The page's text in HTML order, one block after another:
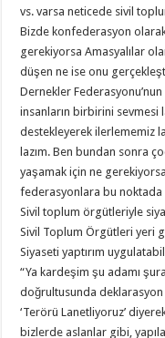
vs. varsa neticede sivil
Bizde konfederasyon olarak
gerekiyorsa Amasyalılar
düşen ne ise onu
Dernekler
insanların birbirini sevmesi
destekleyerek ilerlememiz
lazım. Ben bundan sonra
yaşamak için ne
federasyonlara bu
Sivil toplum örgütleriyle
Sivil Toplum Örgütleri yeri
Siyaseti yaptırım
“Ya kardeşim şu adamı
doğrultusunda
‘Terörü Lanetliyoruz’
bizlerde aslanlar gibi,